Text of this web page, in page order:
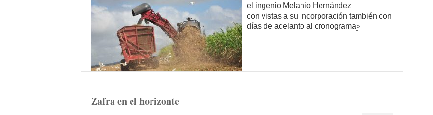
el ingenio Melanio Hernández
con vistas a su incorporación también con
días de adelanto al cronograma»
Zafra en el horizonte